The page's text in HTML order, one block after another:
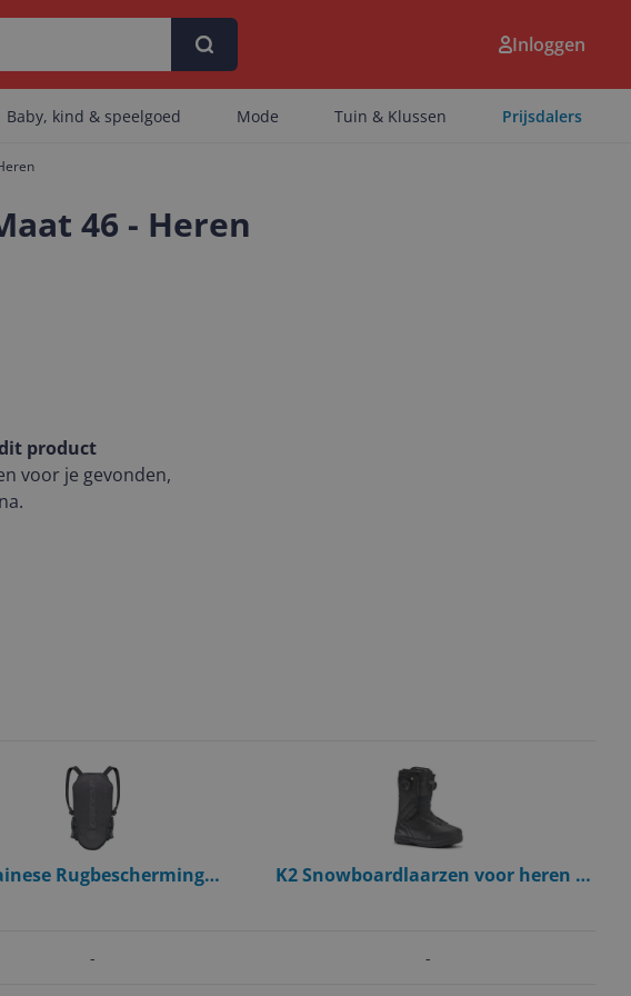
Inloggen
Baby, kind & speelgoed Mode Tuin & Klussen Prijsdalers
46 - Heren
product
voor je gevonden,
Rugbescherming
-
K2 Snowboardlaarzen voor heren -
-